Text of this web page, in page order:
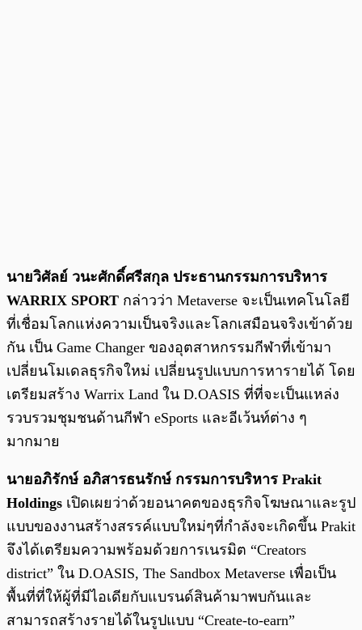
นายวิศัลย์ วนะศักดิ์ศรีสกุล ประธานกรรมการบริหาร
WARRIX SPORT กล่าวว่า Metaverse จะเป็นเทคโนโลยี
ที่เชื่อมโลกแห่งความเป็นจริงและโลกเสมือนจริงเข้าด้วย
กัน เป็น Game Changer ของอุตสาหกรรมกีฬาที่เข้ามา
เปลี่ยนโมเดลธุรกิจใหม่ เปลี่ยนรูปแบบการหารายได้ โดย
เตรียมสร้าง Warrix Land ใน D.OASIS ที่ที่จะเป็นแหล่ง
รวบรวมชุมชนด้านกีฬา eSports และอีเว้นท์ต่าง ๆ
มากมาย
นายอภิรักษ์ อภิสารธนรักษ์ กรรมการบริหาร Prakit
Holdings เปิดเผยว่าด้วยอนาคตของธุรกิจโฆษณาและรูป
แบบของงานสร้างสรรค์แบบใหม่ๆที่กำลังจะเกิดขึ้น Prakit
จึงได้เตรียมความพร้อมด้วยการเนรมิต “Creators
district” ใน D.OASIS, The Sandbox Metaverse เพื่อเป็น
พื้นที่ที่ให้ผู้ที่มีไอเดียกับแบรนด์สินค้ามาพบกันและ
สามารถสร้างรายได้ในรูปแบบ “Create-to-earn”